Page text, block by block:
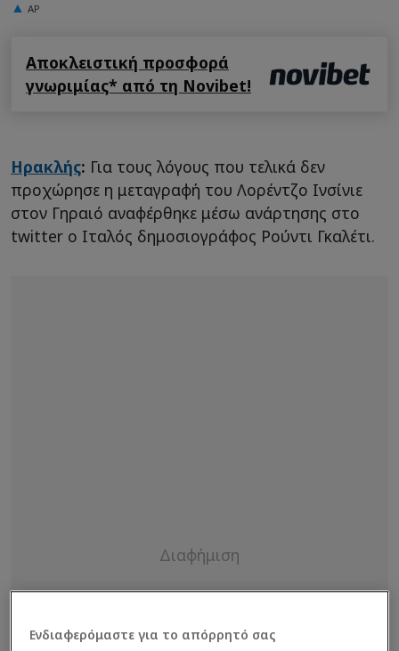
AP
Αποκλειστική προσφορά
γνωριμίας* από τη Novibet!
Ηρακλής: Για τους λόγους που τελικά δεν
προχώρησε η μεταγραφή του Λορέντζο Ινσίνιε
στον Γηραιό αναφέρθηκε μέσω ανάρτησης στο
twitter ο Ιταλός δημοσιογράφος Ρούντι Γκαλέτι.
Ενδιαφερόμαστε για το απόρρητό σας